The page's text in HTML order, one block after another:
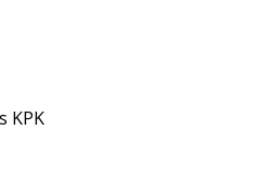
KPK